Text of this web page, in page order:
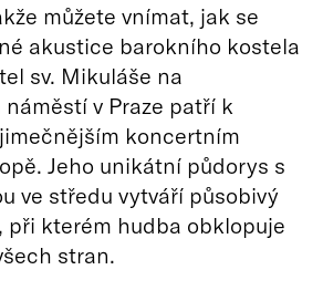
můžete vnímat, jak se
akustice barokního kostela
sv. Mikuláše na
v Praze patří k
koncertním
Jeho unikátní půdorys s
ve středu vytváří působivý
při kterém hudba obklopuje
stran.